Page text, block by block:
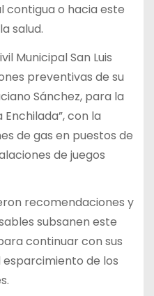
contigua o hacia este
salud.
Municipal San Luis
preventivas de su
Sánchez, para la
con la
de gas en puestos de
de juegos
recomendaciones y
subsanen este
continuar con sus
de los